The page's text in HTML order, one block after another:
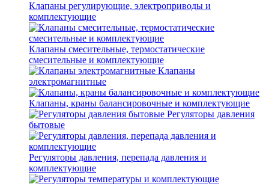
Клапаны регулирующие, электроприводы и
комплектующие
Клапаны смесительные, термостатические
смесительные и комплектующие
Клапаны
электромагнитные
Клапаны, краны балансировочные и комплектующие
Регуляторы давления
бытовые
Регуляторы давления, перепада давления и
комплектующие